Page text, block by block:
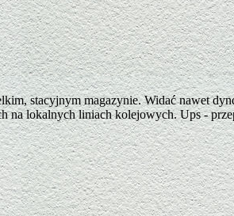
stacyjnym magazynie. Widać nawet
na lokalnych liniach kolejowych. Ups -